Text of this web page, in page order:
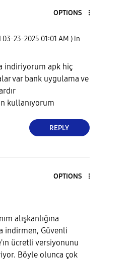
OPTIONS
‎03-23-2025 01:01 AM ) in
indiriyorum apk hiç
var bank uygulama ve
kullanıyorum
REPLY
OPTIONS
alışkanlığına
indirmen, Güvenli
ücretli versiyonunu
Böyle olunca çok